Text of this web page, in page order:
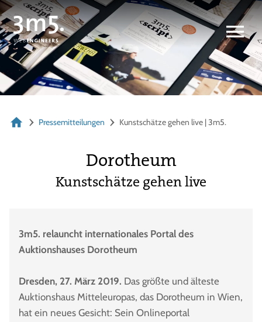
Pressemitteilungen Kunstschätze gehen live | 3m5.
Dorotheum
Kunstschätze gehen live
3m5. relauncht internationales Portal des
Auktionshauses Dorotheum
Dresden, 27. März 2019. Das größte und älteste
Auktionshaus Mitteleuropas, das Dorotheum in Wien,
hat ein neues Gesicht: Sein Onlineportal